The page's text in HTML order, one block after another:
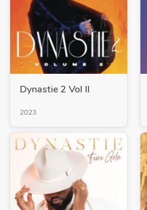
Dynastie 2 Vol II
2023